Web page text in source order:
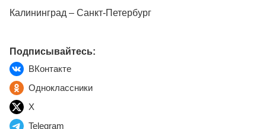
Калининград – Санкт-Петербург
Подписывайтесь:
ВКонтакте
Одноклассники
X
Telegram